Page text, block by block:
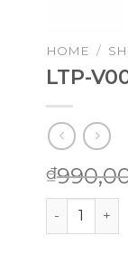
HOME /
LTP-
₫
LTP-